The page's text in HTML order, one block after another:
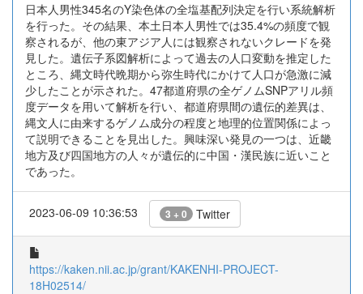
日本人男性345名のY染色体の全塩基配列決定を行い系統解析
を行った。その結果、本土日本人男性では35.4%の頻度で観
察されるが、他の東アジア人には観察されないクレードを発
見した。遺伝子系図解析によって過去の人口変動を推定した
ところ、縄文時代晩期から弥生時代にかけて人口が急激に減
少したことが示された。47都道府県の全ゲノムSNPアリル頻
度データを用いて解析を行い、都道府県間の遺伝的差異は、
縄文人に由来するゲノム成分の程度と地理的位置関係によっ
て説明できることを見出した。興味深い発見の一つは、近畿
地方及び四国地方の人々が遺伝的に中国・漢民族に近いこと
であった。
2023-06-09 10:36:53 3 + 0 Twitter
https://kaken.nii.ac.jp/grant/KAKENHI-PROJECT-
18H02514/